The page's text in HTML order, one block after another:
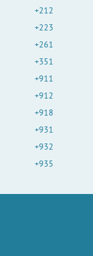
+212
+223
+261
+351
+911
+912
+918
+931
+932
+935